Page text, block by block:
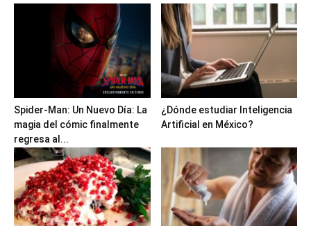
Spider-Man: Un Nuevo Día: La
magia del cómic finalmente
regresa al...
¿Dónde estudiar Inteligencia
Artificial en México?